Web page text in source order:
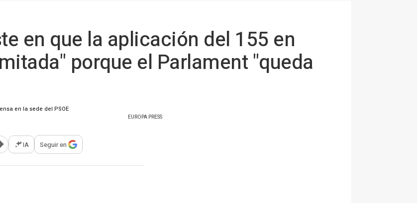
en que la aplicación del 155 en
porque el Parlament "queda
EUROPA PRESS
opciones para compartir
IA Seguir en